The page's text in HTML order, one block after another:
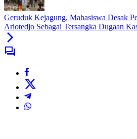
Geruduk Kejagung, Mahasiswa Desak
Ariotedjo Sebagai Tersangka Dugaan